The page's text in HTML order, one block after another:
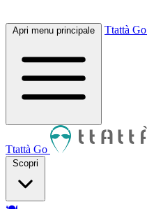
Apri menu principale Ttattà Go
Ttattà Go
Scopri